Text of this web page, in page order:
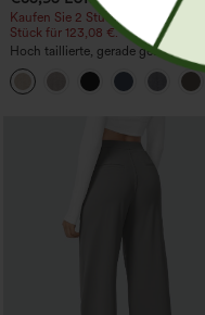
Kaufen Sie 2 Stück für 61,54 €
Stück für 123,08 €.
Hoch taillierte, gerade
legere Leinen-Optik-Hose mit